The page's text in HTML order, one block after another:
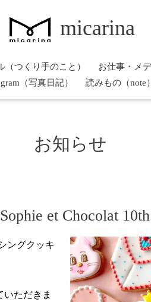
micarina
（つくり手のこと） お仕事・メ
（写真日記） 読みもの（note）
お知らせ
et Chocolat 10th
ングクッキ
ただきま